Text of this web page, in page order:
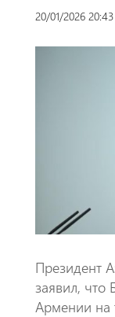
20/01/2026 20:43
Президент
заявил, что
Армении на